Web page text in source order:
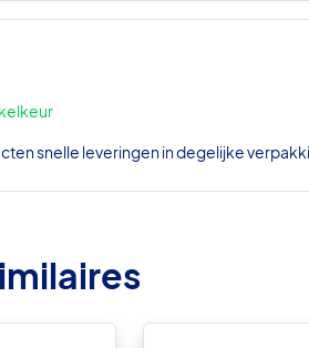
snelle leveringen in degelijke